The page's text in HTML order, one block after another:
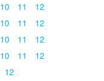
10 11
12
10 11
12
10 11
12
10 11
12
12